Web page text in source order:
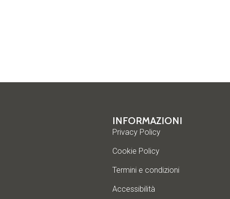
INFORMAZIONI
Privacy Policy
Cookie Policy
Termini e condizioni
Accessibilità